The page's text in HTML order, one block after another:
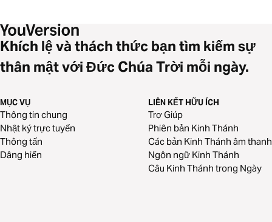
Khích lệ và thách thức bạn tìm kiếm sự
thân mật với Đức Chúa Trời mỗi ngày.
MỤC VỤ
Thông tin chung
Nhật ký trực tuyến
Thông tấn
Dâng hiến
LIÊN KẾT HỮU ÍCH
Trợ Giúp
Phiên bản Kinh Thánh
Các bản Kinh Thánh âm thanh
Ngôn ngữ Kinh Thánh
Câu Kinh Thánh trong Ngày